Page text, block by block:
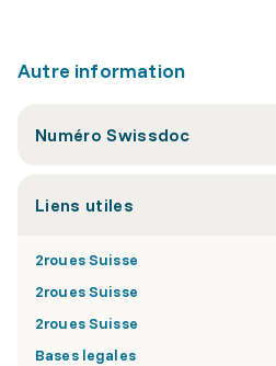
Autre information
Numéro Swissdoc
Liens utiles
2roues Suisse
2roues Suisse
2roues Suisse
Bases legales